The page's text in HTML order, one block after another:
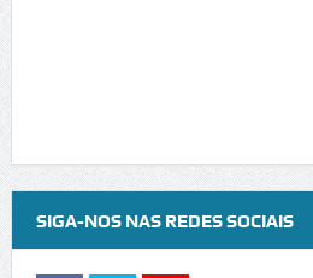
SIGA-NOS NAS REDES SOCIAIS